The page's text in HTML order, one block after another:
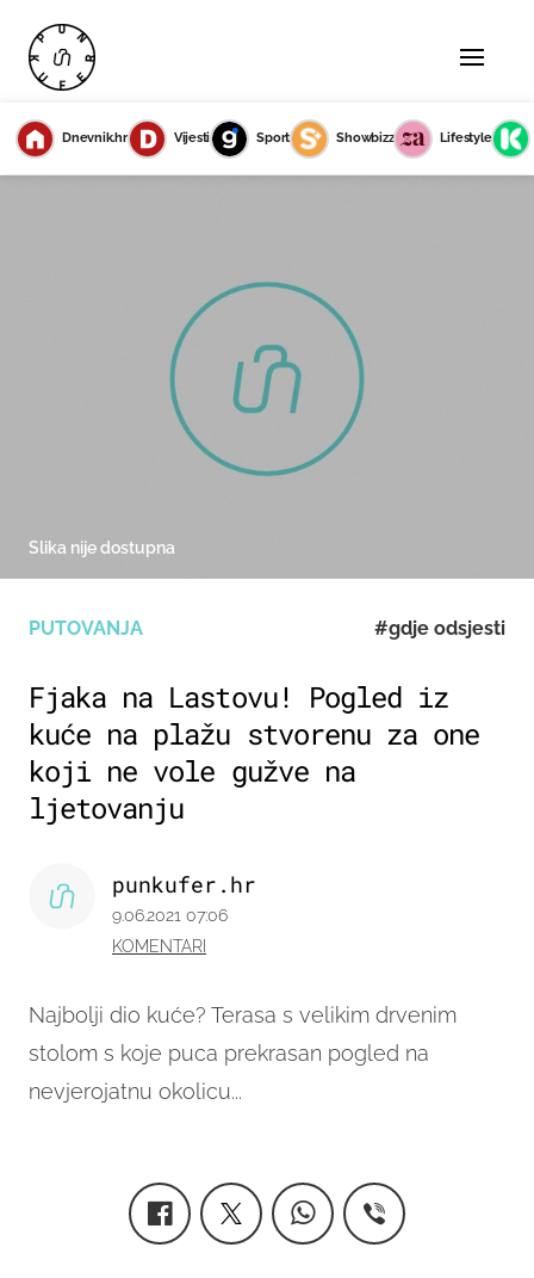
Dnevnik.hr Vijesti Sport Showbizz Lifestyle
PUTOVANJA #gdje odsjesti
Fjaka na Lastovu! Pogled iz
kuće na plažu stvorenu za one
koji ne vole gužve na
ljetovanju
Najbolji dio kuće? Terasa s velikim drvenim
stolom s koje puca prekrasan pogled na
nevjerojatnu okolicu...
punkufer.hr
9.06.2021 07:06
KOMENTARI
Slika nije dostupna